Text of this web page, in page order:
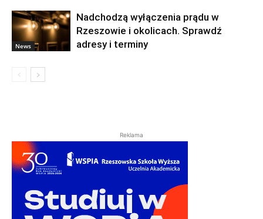
News
Nadchodzą wyłączenia prądu w
Rzeszowie i okolicach. Sprawdź
adresy i terminy
Reklama